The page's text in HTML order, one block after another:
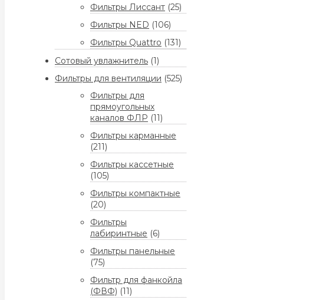
Фильтры Лиссант (25)
Фильтры NED (106)
Фильтры Quattro (131)
Сотовый увлажнитель (1)
Фильтры для вентиляции (525)
Фильтры для
прямоугольных
каналов ФЛР (11)
Фильтры карманные
(211)
Фильтры кассетные
(105)
Фильтры компактные
(20)
Фильтры
лабиринтные (6)
Фильтры панельные
(75)
Фильтр для фанкойла
(ФВФ) (11)